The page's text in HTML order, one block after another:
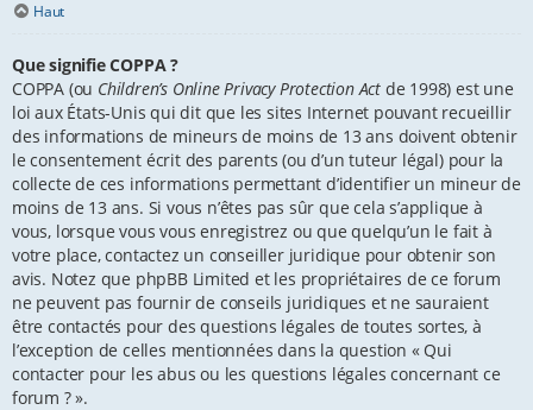
Haut
Que signifie COPPA ?
COPPA (ou Children’s Online Privacy Protection Act de 1998) est une
loi aux États-Unis qui dit que les sites Internet pouvant recueillir
des informations de mineurs de moins de 13 ans doivent obtenir
le consentement écrit des parents (ou d’un tuteur légal) pour la
collecte de ces informations permettant d’identifier un mineur de
moins de 13 ans. Si vous n’êtes pas sûr que cela s’applique à
vous, lorsque vous vous enregistrez ou que quelqu’un le fait à
votre place, contactez un conseiller juridique pour obtenir son
avis. Notez que phpBB Limited et les propriétaires de ce forum
ne peuvent pas fournir de conseils juridiques et ne sauraient
être contactés pour des questions légales de toutes sortes, à
l’exception de celles mentionnées dans la question « Qui
contacter pour les abus ou les questions légales concernant ce
forum ? ».